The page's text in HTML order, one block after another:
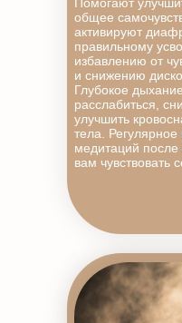
общее
активируют
правильному
избавлению от
и снижению
Глубокое
расслабиться,
улучшить
тела.
медитаций
вам чувствовать